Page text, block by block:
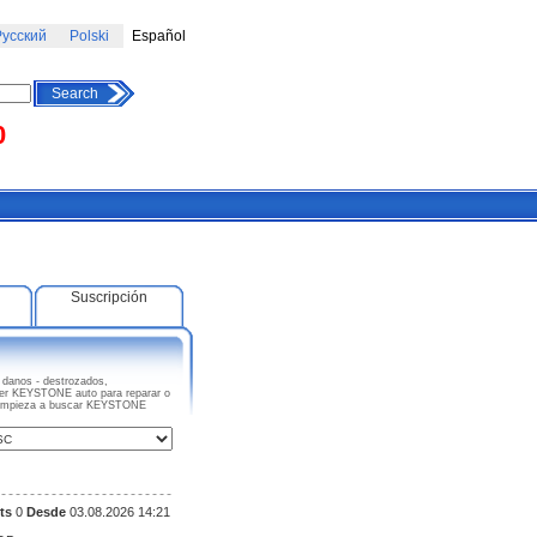
Polski Español
Search
Suscripción
- destrozados,
KEYSTONE auto para reparar o
a buscar KEYSTONE
0 Desde 03.08.2026 14:21